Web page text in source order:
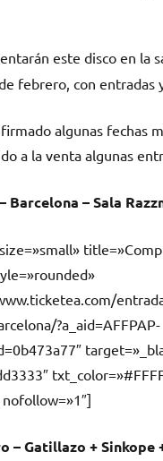
este disco en la
febrero, con entradas
algunas fechas
a la venta algunas
Barcelona – Sala
?a_aid=AFFPAP-
– Gatillazo +